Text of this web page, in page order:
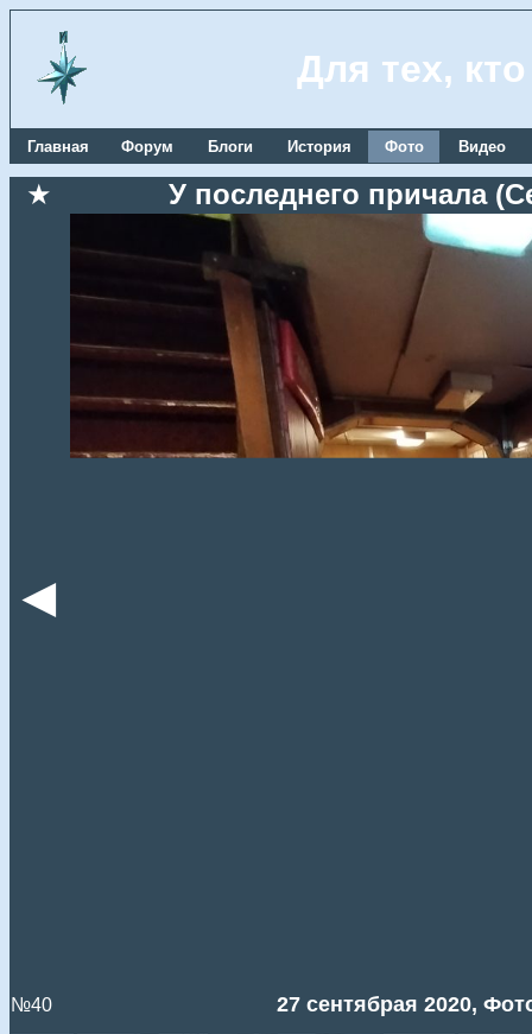
Для тех,
Главная Форум Блоги История Фото Видео
★ У последнего причала
◄
№40 27 сентябрая 2020,